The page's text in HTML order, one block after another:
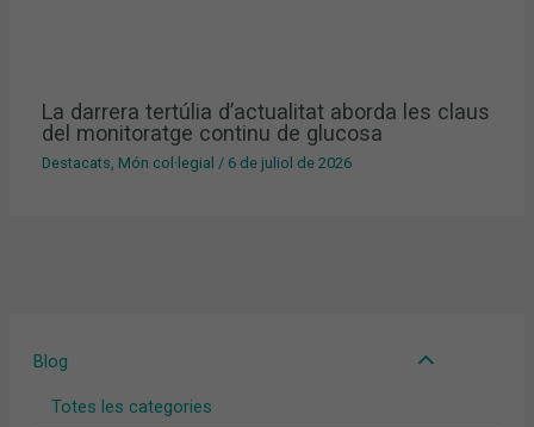
Blog
Totes les categories
La darrera tertúlia d’actualitat aborda les claus
del monitoratge continu de glucosa
Destacats, Món col·legial / 6 de juliol de 2026